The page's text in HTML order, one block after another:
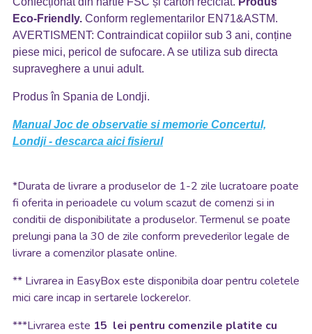
Eco-Friendly. Conform reglementarilor EN71&ASTM.
AVERTISMENT: Contraindicat copiilor sub 3 ani, conține
piese mici, pericol de sufocare. A se utiliza sub directa
supraveghere a unui adult.
Produs în Spania de Londji.
Manual Joc de observatie si memorie Concertul,
Londji - descarca aici fisierul
*Durata de livrare a produselor de 1-2 zile lucratoare poate
fi oferita in perioadele cu volum scazut de comenzi si in
conditii de disponibilitate a produselor. Termenul se poate
prelungi pana la 30 de zile conform prevederilor legale de
livrare a comenzilor plasate online.
** Livrarea in EasyBox este disponibila doar pentru coletele
mici care incap in sertarele lockerelor.
***Livrarea este 15 lei pentru comenzile platite cu